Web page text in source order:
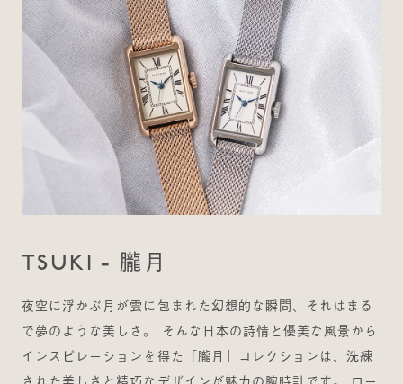
TSUKI - 朧月
夜空に浮かぶ月が雲に包まれた幻想的な瞬間、それはまる
で夢のような美しさ。 そんな日本の詩情と優美な風景から
インスピレーションを得た「朧月」コレクションは、洗練